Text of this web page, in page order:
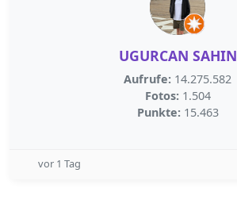
UGURCAN SAHIN
Aufrufe: 14.275.582
Fotos: 1.504
Punkte: 15.463
vor 1 Tag